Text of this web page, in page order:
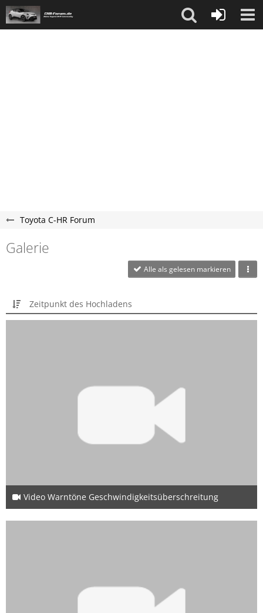
Toyota C-HR Forum
Galerie
Alle als gelesen markieren
Zeitpunkt des Hochladens
Video Warntöne Geschwindigkeitsüberschreitung
8. Oktober 2023